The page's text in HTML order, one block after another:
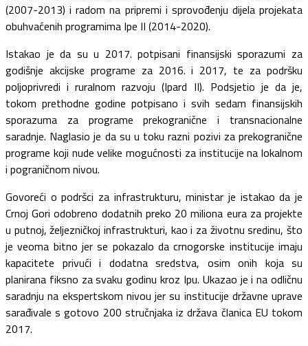
(2007-2013) i radom na pripremi i sprovođenju dijela projekata
obuhvaćenih programima Ipe II (2014-2020).
Istakao je da su u 2017. potpisani finansijski sporazumi za
godišnje akcijske programe za 2016. i 2017, te za podršku
poljoprivredi i ruralnom razvoju (Ipard II). Podsjetio je da je,
tokom prethodne godine potpisano i svih sedam finansijskih
sporazuma za programe prekogranične i transnacionalne
saradnje. Naglasio je da su u toku razni pozivi za prekogranične
programe koji nude velike mogućnosti za institucije na lokalnom
i pograničnom nivou.
Govoreći o podršci za infrastrukturu, ministar je istakao da je
Crnoj Gori odobreno dodatnih preko 20 miliona eura za projekte
u putnoj, željezničkoj infrastrukturi, kao i za životnu sredinu, što
je veoma bitno jer se pokazalo da crnogorske institucije imaju
kapacitete privući i dodatna sredstva, osim onih koja su
planirana fiksno za svaku godinu kroz Ipu. Ukazao je i na odličnu
saradnju na ekspertskom nivou jer su institucije državne uprave
sarađivale s gotovo 200 stručnjaka iz država članica EU tokom
2017.